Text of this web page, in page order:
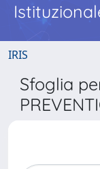
IRIS
Sfoglia